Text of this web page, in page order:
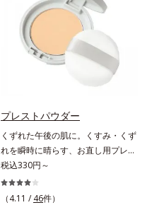
プレストパウダー
くずれた午後の肌に。くすみ・くず
れを瞬時に晴らす、お直し用プレス
トパウダー。くすみ・くずれを瞬時
に晴らす、お直し用のプレストパウ
ダーです。朝のメイクから時間が経
税込330円～
（4.11 / 46件）